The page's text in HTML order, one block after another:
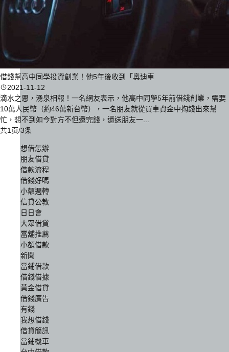
借錢幫高中同學投資創業！他5年後收到「奧迪車
2021-11-12
滴水之恩，湧泉相報！一名網友表示，他高中同學5年前借錢創業，需要
10萬人民幣（約46萬新台幣），一名朋友就從買車資金中掏錢出來幫
忙，想不到如今對方不但還完錢，還送朋友一...
共1页/3条
想借怎辦
朋友借貸
借款流程
借錢好嗎
小額週轉
信貸公教
日日會
大眾借貸
當舖推薦
小額借款
新聞
當鋪借款
借錢借據
黃金借貸
借錢廣告
有錢
我想借錢
借貸簡訊
當鋪機車